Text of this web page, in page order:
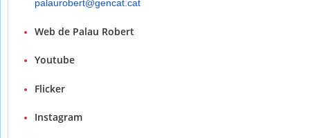
palaurobert@gencat.cat
Web de Palau Robert
Youtube
Flicker
Instagram